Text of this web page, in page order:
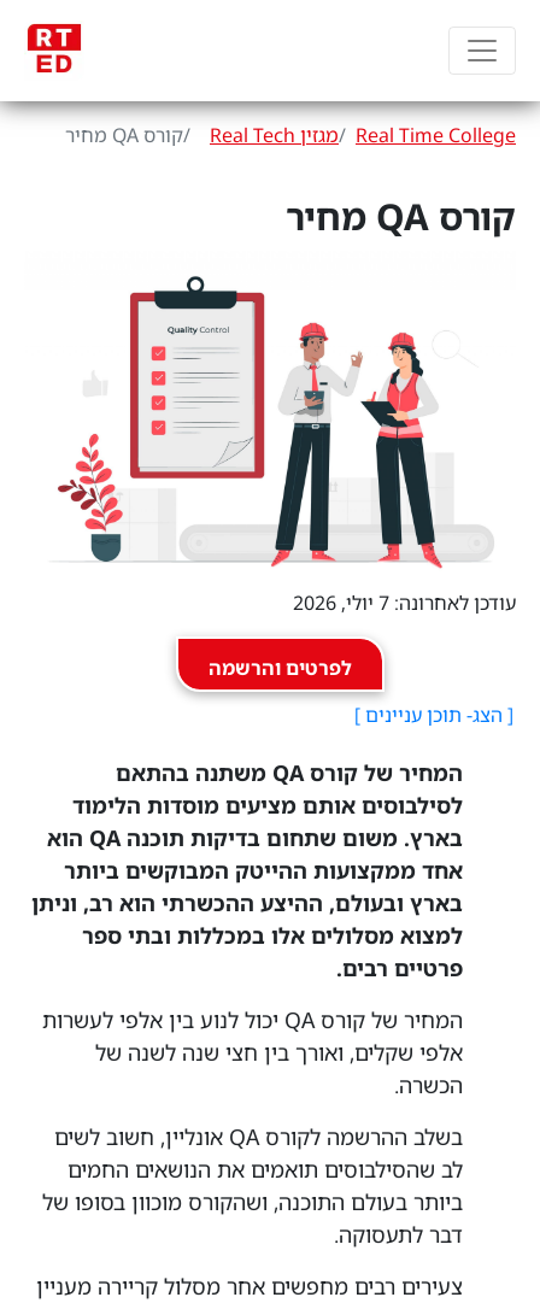
Real Time College מגזין Real Tech קורס QA מחיר
קורס QA מחיר
עודכן לאחרונה: 7 יולי, 2026
לפרטים והרשמה
המחיר של קורס QA משתנה בהתאם
לסילבוסים אותם מציעים מוסדות הלימוד
בארץ. משום שתחום בדיקות תוכנה QA הוא
אחד ממקצועות ההייטק המבוקשים ביותר
בארץ ובעולם, ההיצע ההכשרתי הוא רב, וניתן
למצוא מסלולים אלו במכללות ובתי ספר
פרטיים רבים.
המחיר של קורס QA יכול לנוע בין אלפי לעשרות
אלפי שקלים, ואורך בין חצי שנה לשנה של
הכשרה.
בשלב ההרשמה לקורס QA אונליין, חשוב לשים
לב שהסילבוסים תואמים את הנושאים החמים
ביותר בעולם התוכנה, ושהקורס מוכוון בסופו של
דבר לתעסוקה.
צעירים רבים מחפשים אחר מסלול קריירה מעניין